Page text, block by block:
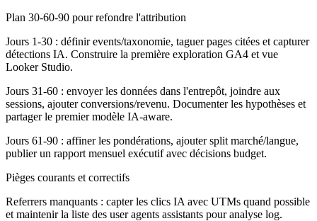
Plan 30-60-90 pour refondre l'attribution
Jours 1-30 : définir events/taxonomie, taguer pages citées et capturer
détections IA. Construire la première exploration GA4 et vue
Looker Studio.
Jours 31-60 : envoyer les données dans l'entrepôt, joindre aux
sessions, ajouter conversions/revenu. Documenter les hypothèses et
partager le premier modèle IA-aware.
Jours 61-90 : affiner les pondérations, ajouter split marché/langue,
publier un rapport mensuel exécutif avec décisions budget.
Pièges courants et correctifs
Referrers manquants : capter les clics IA avec UTMs quand possible
et maintenir la liste des user agents assistants pour analyse log.